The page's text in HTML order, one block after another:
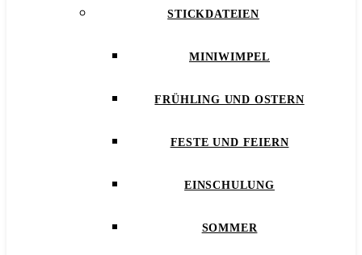
STICKDATEIEN
MINIWIMPEL
FRÜHLING UND OSTERN
FESTE UND FEIERN
EINSCHULUNG
SOMMER